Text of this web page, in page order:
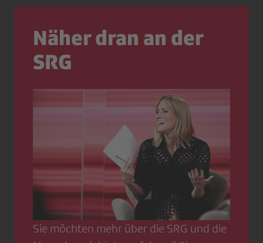
Näher dran an der
SRG
Sie möchten mehr über die SRG und die